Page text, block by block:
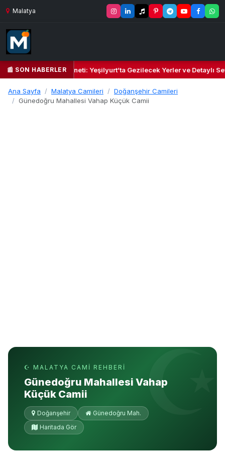
Malatya
📰 SON HABERLER
Kalbi ve Kültür Cenneti: Yeşilyurt’ta Gezilecek Yerler ve Detaylı
Ana Sayfa Malatya Camileri
Doğanşehir Camileri
Günedoğru Mahallesi Vahap Küçük Camii
☪ MALATYA CAMI REHBERI
Günedoğru Mahallesi Vahap
Küçük Camii
Doğanşehir
Günedoğru Mah.
Haritada Gör